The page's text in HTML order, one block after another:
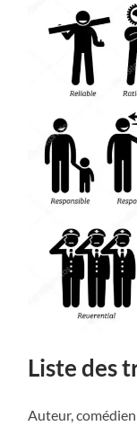
Liste des
Auteur,